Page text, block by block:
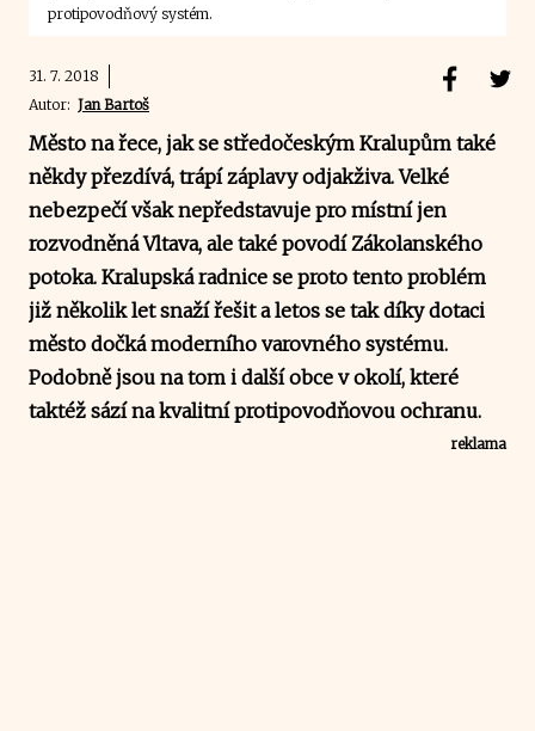
protipovodňový systém.
31. 7. 2018
Autor: Jan Bartoš
Město na řece, jak se středočeským Kralupům také
někdy přezdívá, trápí záplavy odjakživa. Velké
nebezpečí však nepředstavuje pro místní jen
rozvodněná Vltava, ale také povodí Zákolanského
potoka. Kralupská radnice se proto tento problém
již několik let snaží řešit a letos se tak díky dotaci
město dočká moderního varovného systému.
Podobně jsou na tom i další obce v okolí, které
taktéž sází na kvalitní protipovodňovou ochranu.
reklama